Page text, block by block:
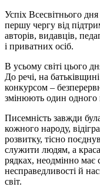
Успіх Всесвітнього
першу чергу від
авторів, видавців,
і приватних осіб.
В усьому світі цього
До речі, на
конкурсом –
змінюють один одного
Писемність завжди
кожного народу,
розвитку, тісно
служити людям, а краса
рядках, неодмінно має
несправедливості й
світ.